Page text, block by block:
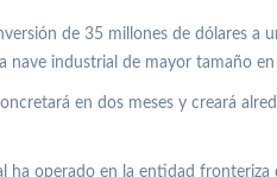
de 35 millones de dólares a
nave industrial de mayor tamaño
en dos meses y creará
ha operado en la entidad